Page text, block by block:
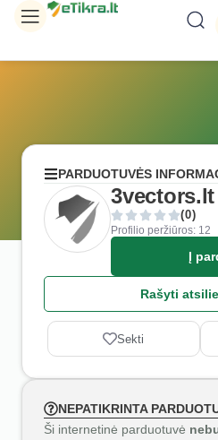
PARDUOTUVĖS
3vectors.lt
(0)
Profilio peržiūros: 12
Į
Rašyti
Sekti
NEPATIKRINTA
Ši internetinė parduotuvė